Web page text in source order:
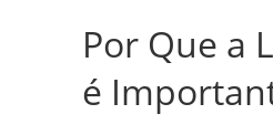
Por Que a
é